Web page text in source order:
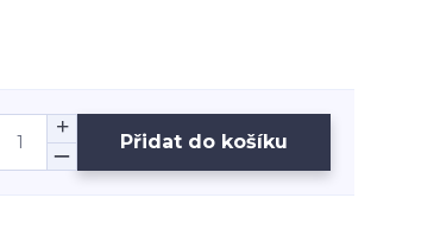
Přidat do košíku